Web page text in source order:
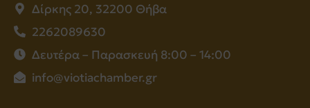
Δίρκης 20, 32200 Θήβα
2262089630
Δευτέρα – Παρασκευή 8:00 – 14:00
info@viotiachamber.gr